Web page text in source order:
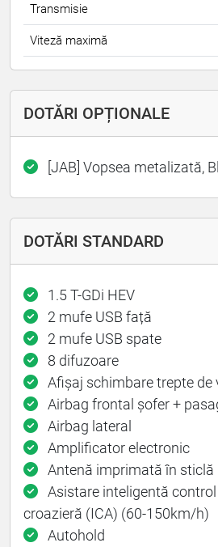
Transmisie
Viteză maximă
DOTĂRI OPȚIONALE
[JAB] Vopsea metalizată,
DOTĂRI STANDARD
1.5 T-GDi HEV
2 mufe USB față
2 mufe USB spate
8 difuzoare
Afișaj schimbare trepte de
Airbag frontal şofer +
Airbag lateral
Amplificator electronic
Antenă imprimată în sticlă
Asistare inteligentă
croazieră (ICA) (60-150km/h)
Autohold